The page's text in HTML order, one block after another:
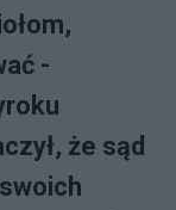
-
że sąd